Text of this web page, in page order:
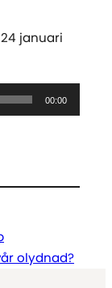
januari
00:00
olydnad?